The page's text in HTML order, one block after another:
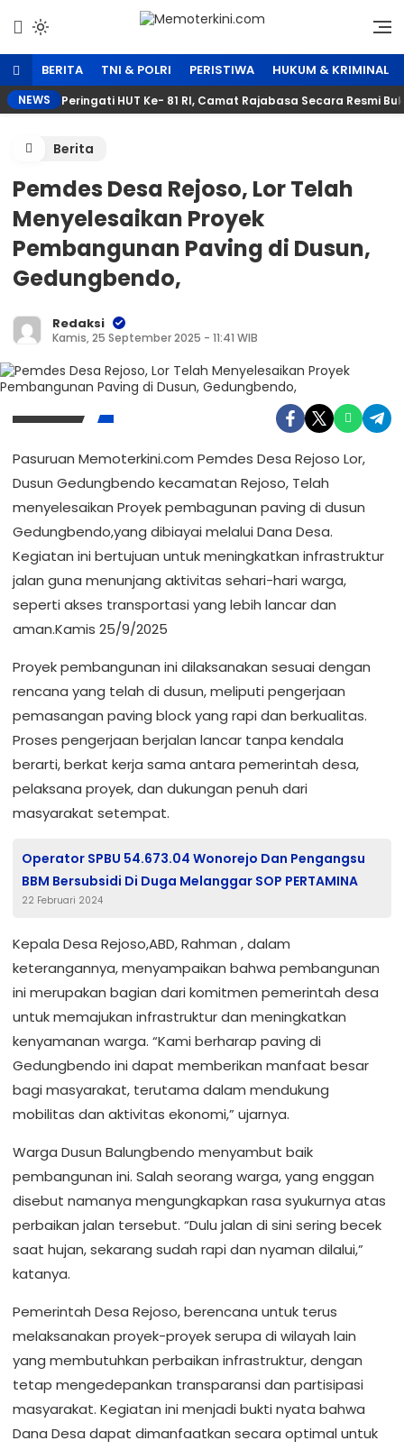
konten
BERITA TNI & POLRI PERISTIWA HUKUM & KRIMINAL
NEWS Peringati HUT Ke- 81 RI, Camat Rajabasa Secara Resmi
Berita
Pemdes Desa Rejoso, Lor Telah
Menyelesaikan Proyek
Pembangunan Paving di Dusun,
Gedungbendo,
Redaksi
Kamis, 25 September 2025 - 11:41 WIB
Pasuruan Memoterkini.com Pemdes Desa Rejoso Lor,
Dusun Gedungbendo kecamatan Rejoso, Telah
menyelesaikan Proyek pembagunan paving di dusun
Gedungbendo,yang dibiayai melalui Dana Desa.
Kegiatan ini bertujuan untuk meningkatkan infrastruktur
jalan guna menunjang aktivitas sehari-hari warga,
seperti akses transportasi yang lebih lancar dan
aman.Kamis 25/9/2025
Proyek pembangunan ini dilaksanakan sesuai dengan
rencana yang telah di dusun, meliputi pengerjaan
pemasangan paving block yang rapi dan berkualitas.
Proses pengerjaan berjalan lancar tanpa kendala
berarti, berkat kerja sama antara pemerintah desa,
pelaksana proyek, dan dukungan penuh dari
masyarakat setempat.
Operator SPBU 54.673.04 Wonorejo Dan Pengangsu
BBM Bersubsidi Di Duga Melanggar SOP PERTAMINA
22 Februari 2024
Kepala Desa Rejoso,ABD, Rahman , dalam
keterangannya, menyampaikan bahwa pembangunan
ini merupakan bagian dari komitmen pemerintah desa
untuk memajukan infrastruktur dan meningkatkan
kenyamanan warga. “Kami berharap paving di
Gedungbendo ini dapat memberikan manfaat besar
bagi masyarakat, terutama dalam mendukung
mobilitas dan aktivitas ekonomi,” ujarnya.
Warga Dusun Balungbendo menyambut baik
pembangunan ini. Salah seorang warga, yang enggan
disebut namanya mengungkapkan rasa syukurnya atas
perbaikan jalan tersebut. “Dulu jalan di sini sering becek
saat hujan, sekarang sudah rapi dan nyaman dilalui,”
katanya.
Pemerintah Desa Rejoso, berencana untuk terus
melaksanakan proyek-proyek serupa di wilayah lain
yang membutuhkan perbaikan infrastruktur, dengan
tetap mengedepankan transparansi dan partisipasi
masyarakat. Kegiatan ini menjadi bukti nyata bahwa
Dana Desa dapat dimanfaatkan secara optimal untuk